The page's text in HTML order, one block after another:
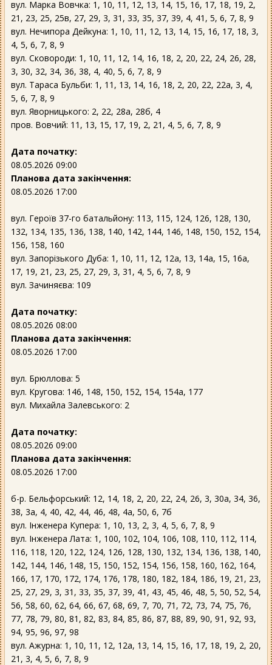
вул. Марка Вовчка: 1, 10, 11, 12, 13, 14, 15, 16, 17, 18, 19, 2,
21, 23, 25, 25в, 27, 29, 3, 31, 33, 35, 37, 39, 4, 41, 5, 6, 7, 8, 9
вул. Нечипора Дейкуна: 1, 10, 11, 12, 13, 14, 15, 16, 17, 18, 3,
4, 5, 6, 7, 8, 9
вул. Сковороди: 1, 10, 11, 12, 14, 16, 18, 2, 20, 22, 24, 26, 28,
3, 30, 32, 34, 36, 38, 4, 40, 5, 6, 7, 8, 9
вул. Тараса Бульби: 1, 11, 13, 14, 16, 18, 2, 20, 22, 22а, 3, 4,
5, 6, 7, 8, 9
вул. Яворницького: 2, 22, 28а, 28б, 4
пров. Вовчий: 11, 13, 15, 17, 19, 2, 21, 4, 5, 6, 7, 8, 9
Дата початку:
08.05.2026 09:00
Планова дата закінчення:
08.05.2026 17:00
вул. Героїв 37-го батальйону: 113, 115, 124, 126, 128, 130,
132, 134, 135, 136, 138, 140, 142, 144, 146, 148, 150, 152, 154,
156, 158, 160
вул. Запорізького Дуба: 1, 10, 11, 12, 12а, 13, 14а, 15, 16а,
17, 19, 21, 23, 25, 27, 29, 3, 31, 4, 5, 6, 7, 8, 9
вул. Зачиняєва: 109
Дата початку:
08.05.2026 08:00
Планова дата закінчення:
08.05.2026 17:00
вул. Брюллова: 5
вул. Кругова: 146, 148, 150, 152, 154, 154а, 177
вул. Михайла Залевського: 2
Дата початку:
08.05.2026 09:00
Планова дата закінчення:
08.05.2026 17:00
б-р. Бельфорський: 12, 14, 18, 2, 20, 22, 24, 26, 3, 30а, 34, 36,
38, 3а, 4, 40, 42, 44, 46, 48, 4а, 50, 6, 7б
вул. Інженера Купера: 1, 10, 13, 2, 3, 4, 5, 6, 7, 8, 9
вул. Інженера Лата: 1, 100, 102, 104, 106, 108, 110, 112, 114,
116, 118, 120, 122, 124, 126, 128, 130, 132, 134, 136, 138, 140,
142, 144, 146, 148, 15, 150, 152, 154, 156, 158, 160, 162, 164,
166, 17, 170, 172, 174, 176, 178, 180, 182, 184, 186, 19, 21, 23,
25, 27, 29, 3, 31, 33, 35, 37, 39, 41, 43, 45, 46, 48, 5, 50, 52, 54,
56, 58, 60, 62, 64, 66, 67, 68, 69, 7, 70, 71, 72, 73, 74, 75, 76,
77, 78, 79, 80, 81, 82, 83, 84, 85, 86, 87, 88, 89, 90, 91, 92, 93,
94, 95, 96, 97, 98
вул. Ажурна: 1, 10, 11, 12, 12а, 13, 14, 15, 16, 17, 18, 19, 2, 20,
21, 3, 4, 5, 6, 7, 8, 9